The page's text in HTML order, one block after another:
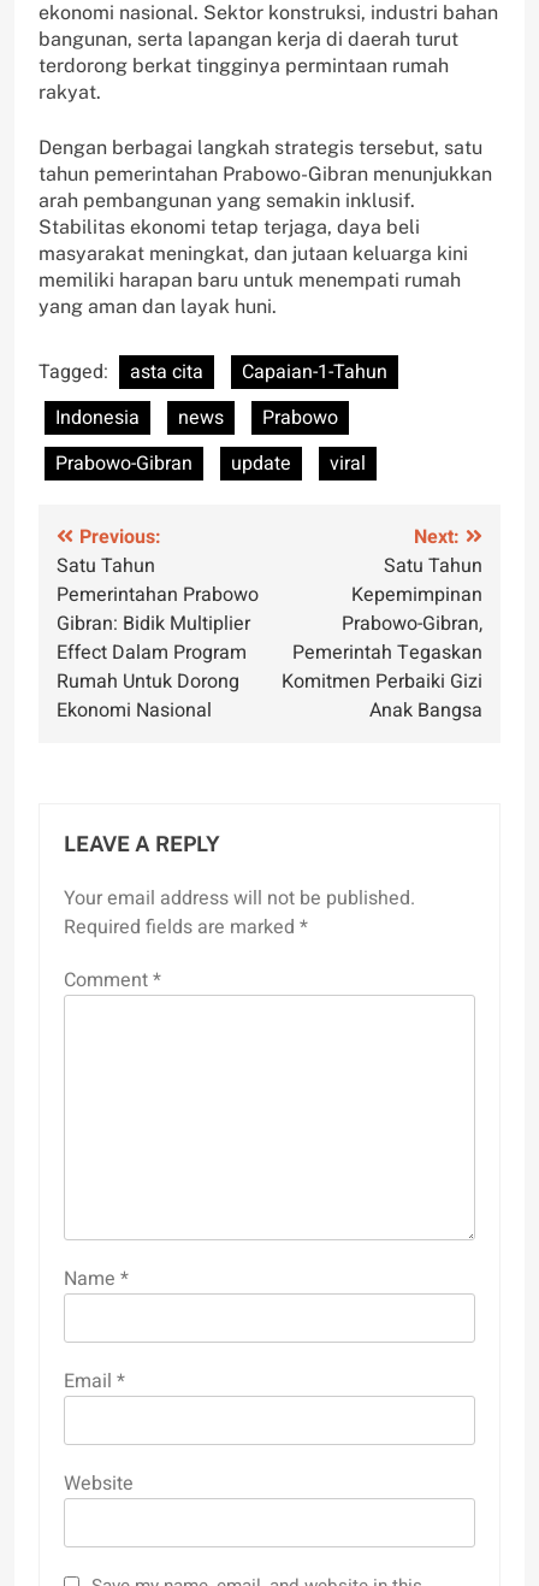
ekonomi nasional. Sektor konstruksi, industri bahan
bangunan, serta lapangan kerja di daerah turut
terdorong berkat tingginya permintaan rumah
rakyat.
Dengan berbagai langkah strategis tersebut, satu
tahun pemerintahan Prabowo-Gibran menunjukkan
arah pembangunan yang semakin inklusif.
Stabilitas ekonomi tetap terjaga, daya beli
masyarakat meningkat, dan jutaan keluarga kini
memiliki harapan baru untuk menempati rumah
yang aman dan layak huni.
Tagged: asta cita
Capaian-1-Tahun
Indonesia
news
Prabowo
Prabowo-Gibran
update viral
Post
navigation
Previous:
Satu Tahun
Pemerintahan Prabowo
Gibran: Bidik Multiplier
Effect Dalam Program
Rumah Untuk Dorong
Ekonomi Nasional
Next:
Satu Tahun
Kepemimpinan
Prabowo-Gibran,
Pemerintah Tegaskan
Komitmen Perbaiki Gizi
Anak Bangsa
LEAVE A REPLY
Your email address will not be published.
Required fields are marked *
Comment*
Name *
Email *
Website